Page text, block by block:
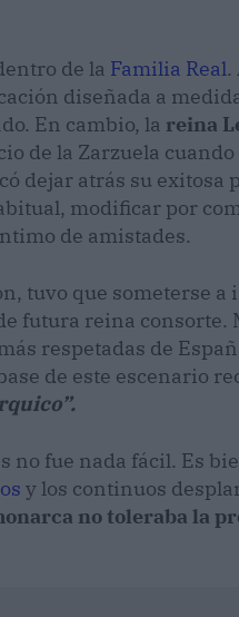
de la Familia Real.
diseñada a
En cambio, la reina
de la Zarzuela
dejar atrás su exitosa
modificar por
de amistades.
tuvo que someterse a
futura reina consorte.
respetadas de
de este escenario
no fue nada fácil. Es
y los continuos
no toleraba la